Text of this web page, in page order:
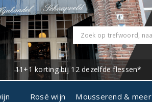
11+1 korting bij 12 dezelfde flessen*
Rosé wijn Mousserend & meer